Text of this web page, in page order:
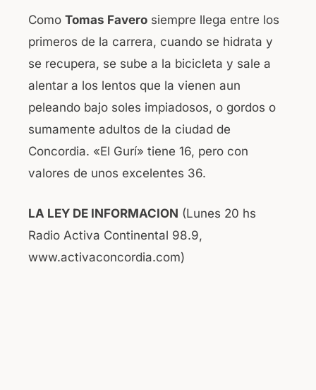
Como Tomas Favero siempre llega entre los
primeros de la carrera, cuando se hidrata y
se recupera, se sube a la bicicleta y sale a
alentar a los lentos que la vienen aun
peleando bajo soles impiadosos, o gordos o
sumamente adultos de la ciudad de
Concordia. «El Gurí» tiene 16, pero con
valores de unos excelentes 36.
LA LEY DE INFORMACION (Lunes 20 hs
Radio Activa Continental 98.9,
www.activaconcordia.com)